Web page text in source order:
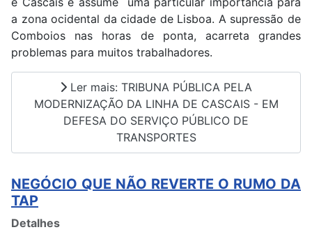
a zona ocidental da cidade de Lisboa. A supressão de
Comboios nas horas de ponta, acarreta grandes
problemas para muitos trabalhadores.
Ler mais: TRIBUNA PÚBLICA PELA
MODERNIZAÇÃO DA LINHA DE CASCAIS - EM
DEFESA DO SERVIÇO PÚBLICO DE
TRANSPORTES
NEGÓCIO QUE NÃO REVERTE O RUMO DA
TAP
Detalhes